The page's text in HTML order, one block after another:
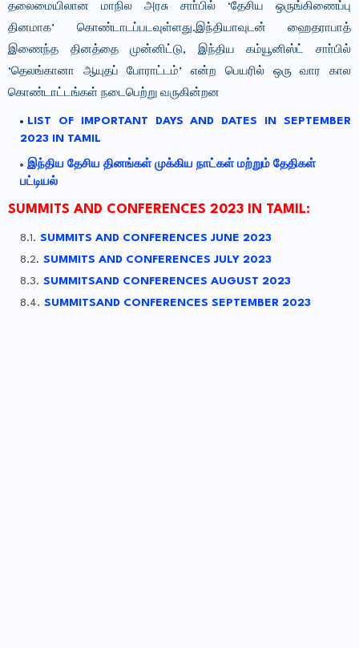
தலைமையிலான மாநில அரசு சாா்பில் ‘தேசிய ஒருங்கிணைப்பு
தினமாக’ கொண்டாடப்படவுள்ளது.இந்தியாவுடன் ஹைதராபாத்
இணைந்த தினத்தை முன்னிட்டு, இந்திய கம்யூனிஸ்ட் சாா்பில்
‘தெலங்கானா ஆயுதப் போராட்டம்’ என்ற பெயரில் ஒரு வார கால
கொண்டாட்டங்கள் நடைபெற்று வருகின்றன
LIST OF IMPORTANT DAYS AND DATES IN SEPTEMBER
2023 IN TAMIL
இந்திய தேசிய தினங்கள் முக்கிய நாட்கள் மற்றும் தேதிகள்
பட்டியல்
SUMMITS AND CONFERENCES 2023 IN TAMIL:
SUMMITS AND CONFERENCES JUNE 2023
SUMMITS AND CONFERENCES JULY 2023
SUMMITSAND CONFERENCES AUGUST 2023
SUMMITSAND CONFERENCES SEPTEMBER 2023